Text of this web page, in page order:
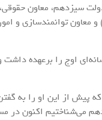
سیزدهم، معاون
معاون توانمندسازی و
مدیریت سازمان هنری رسانه‌ای اوج را
پیش از این او را به
می‌شناختیم اکنون در